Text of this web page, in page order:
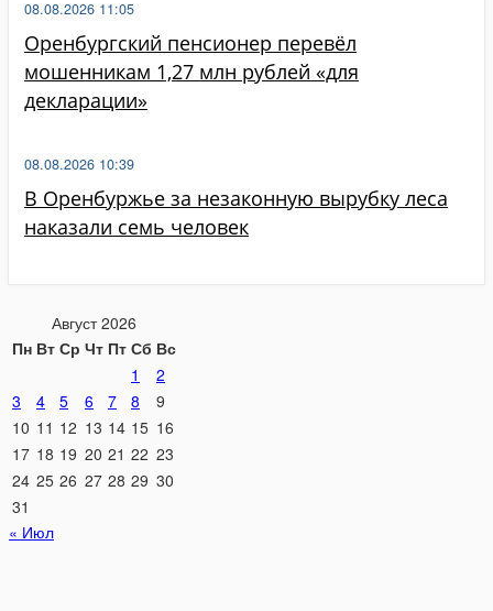
Оренбургский пенсионер перевёл
мошенникам 1,27 млн рублей «для
декларации»
08.08.2026 11:05
В Оренбуржье за незаконную вырубку леса
наказали семь человек
08.08.2026 10:39
Август 2026
Пн Вт Ср Чт Пт Сб Вс
1
2
3
4 5 6 7 8
9
10 11 12 13 14 15 16
17 18 19 20 21 22 23
24 25 26 27 28 29 30
31
« Июл